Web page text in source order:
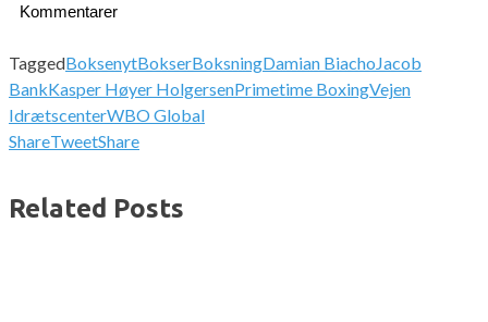
Kommentarer
TaggedBoksenytBokserBoksningDamian Biacho Jacob
BankKasper Høyer HolgersenPrimetime BoxingVejen
IdrætscenterWBO Global
ShareTweetShare
Related Posts